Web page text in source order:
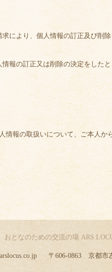
により、個人情報の訂正及び削
報の訂正又は削除の決定をした
報の取扱いについて、ご本人か
おとなのための交流の場 ARS
〒606-0863 京都市